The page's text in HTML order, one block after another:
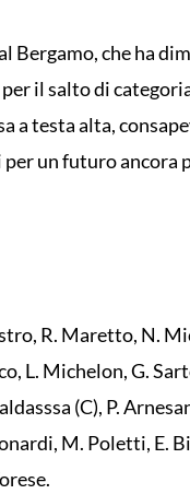
Bergamo, che ha
il salto di
a testa alta,
un futuro ancora
R. Maretto, N.
L. Michelon, G.
(C), P.
M. Poletti, E.